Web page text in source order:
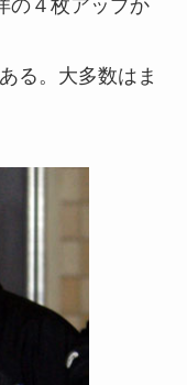
の４枚アップか
る。大多数はま